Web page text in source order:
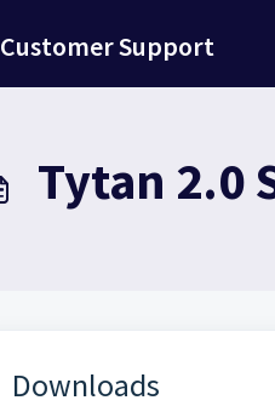
Customer Support
Tytan 2.0
Downloads